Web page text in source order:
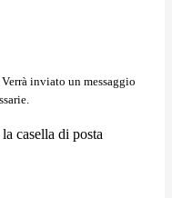
Verrà inviato un messaggio
casella di posta